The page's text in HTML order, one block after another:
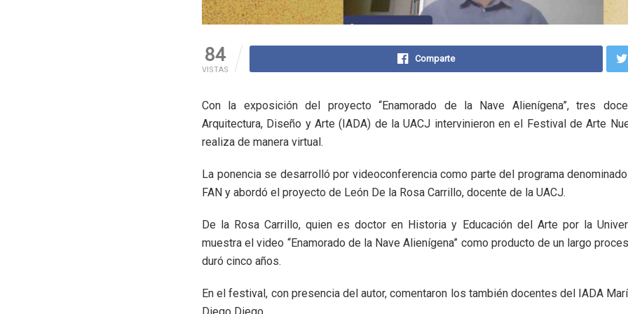
84
VISTAS
Comparte
Con la exposición del proyecto “Enamorado de la Nave Alienígena”, tres
Arquitectura, Diseño y Arte (IADA) de la UACJ intervinieron en el Festival de Arte
realiza de manera virtual.
La ponencia se desarrolló por videoconferencia como parte del programa
FAN y abordó el proyecto de León De la Rosa Carrillo, docente de la UACJ.
De la Rosa Carrillo, quien es doctor en Historia y Educación del Arte por la
muestra el video “Enamorado de la Nave Alienígena” como producto de un largo
duró cinco años.
En el festival, con presencia del autor, comentaron los también docentes del IADA